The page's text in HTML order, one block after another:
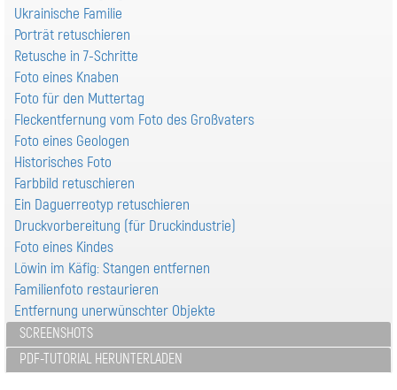
Ukrainische Familie
Porträt retuschieren
Retusche in 7-Schritte
Foto eines Knaben
Foto für den Muttertag
Fleckentfernung vom Foto des Großvaters
Foto eines Geologen
Historisches Foto
Farbbild retuschieren
Ein Daguerreotyp retuschieren
Druckvorbereitung (für Druckindustrie)
Foto eines Kindes
Löwin im Käfig: Stangen entfernen
Familienfoto restaurieren
Entfernung unerwünschter Objekte
SCREENSHOTS
PDF-TUTORIAL HERUNTERLADEN